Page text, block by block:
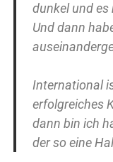
dunkel und es
Und dann
International
erfolgreiches
dann bin ich
der so eine